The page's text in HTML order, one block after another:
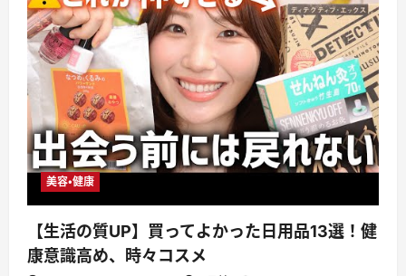
美容・健康
【生活の質UP】買ってよかった日用品13選！健
康意識高め、時々コスメ